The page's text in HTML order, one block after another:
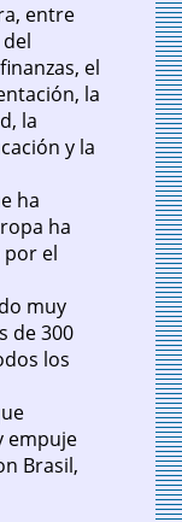
entre
el
la
la
y la
ha
ha
el
muy
de 300
los
empuje
Brasil,